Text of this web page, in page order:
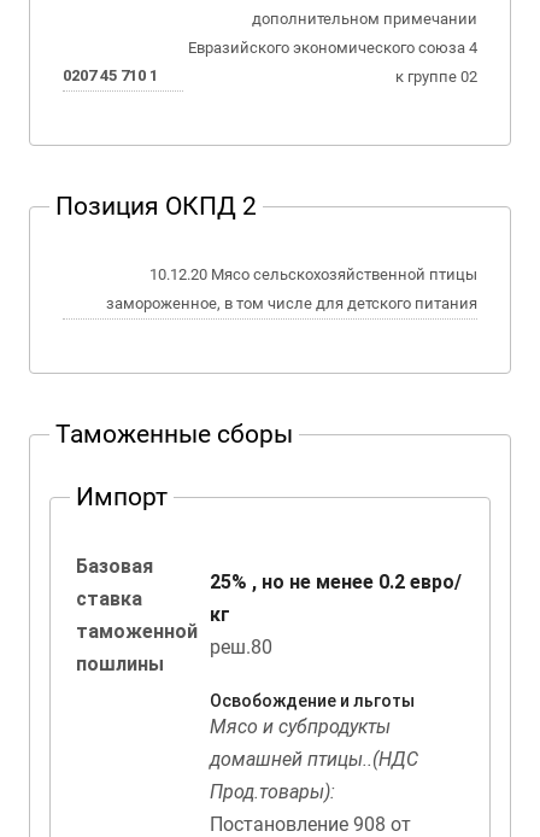
0207 45 710 1
дополнительном примечании
Евразийского экономического союза 4
к группе 02
Позиция ОКПД 2
10.12.20 Мясо сельскохозяйственной птицы
замороженное, в том числе для детского питания
Таможенные сборы
Импорт
Базовая
ставка
таможенной
пошлины
25% , но не менее 0.2 евро/
кг
реш.80
Освобождение и льготы
Мясо и субпродукты
домашней птицы..(НДС
Прод.товары):
Постановление 908 от